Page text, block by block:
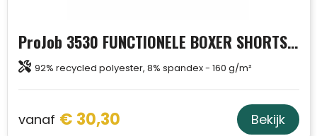
ProJob 3530 FUNCTIONELE BOXER SHORTS, 2 PACK
92% recycled polyester, 8% spandex - 160 g/m²
vanaf € 30,30 Bekijk